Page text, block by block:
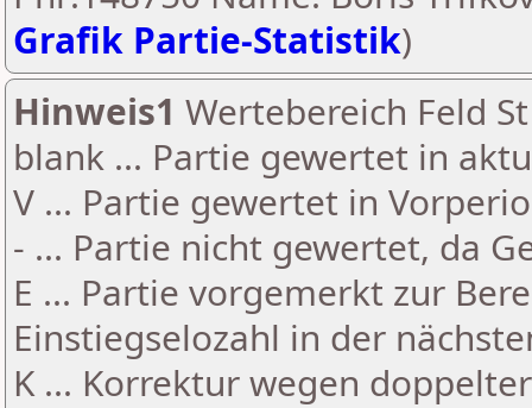
Grafik Partie-Statistik)
Hinweis1 Wertebereich Feld
blank ... Partie gewertet in
V ... Partie gewertet in
- ... Partie nicht gewertet, da
E ... Partie vorgemerkt zur
Einstiegselozahl in der
K ... Korrektur wegen